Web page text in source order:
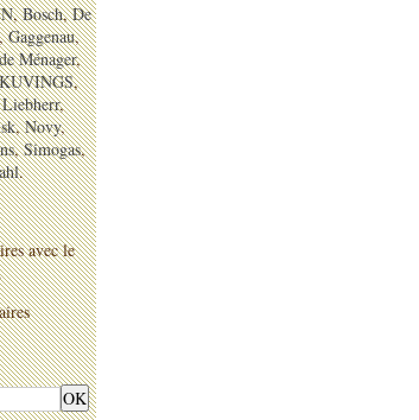
,Bosch,De
,Gaggenau,
Ménager,
KUVINGS,
Liebherr,
,Novy,
,Simogas,
.
avec le